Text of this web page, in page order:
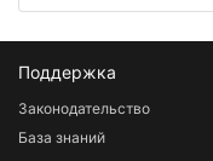
Поддержка
Законодательство
База знаний